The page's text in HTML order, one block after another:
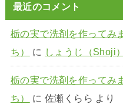
最近のコメント
栃の実で洗剤を作ってみ
ち）
に しょうじ（Shoji）
栃の実で洗剤を作ってみ
ち）
に 佐瀬くらら より